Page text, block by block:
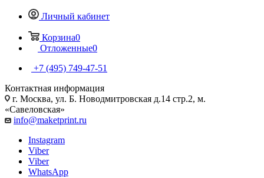
Личный кабинет
Корзина0
Отложенные0
+7 (495) 749-47-51
Контактная информация
г. Москва, ул. Б. Новодмитровская д.14 стр.2, м.
«Савеловская»
info@maketprint.ru
Instagram
Viber
Viber
WhatsApp